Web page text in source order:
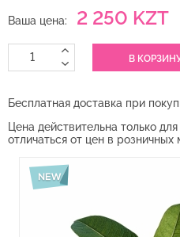
Ваша цена: 2 250 KZT
Бесплатная доставка при
Цена действительна только
отличаться от цен в розничных